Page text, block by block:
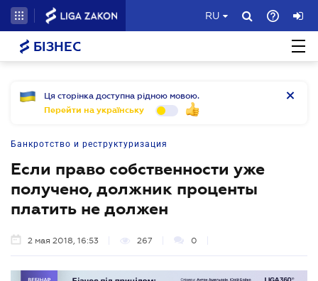
RU
БІЗНЕС
Ця сторінка доступна рідною мовою.
Перейти на українську
Банкротство и реструктуризация
Если право собственности уже
получено, должник проценты
платить не должен
2 мая 2018, 16:53 267 0